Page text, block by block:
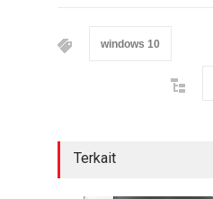
windows 10
Terkait